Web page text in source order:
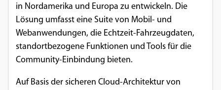
in Nordamerika und Europa zu entwickeln. Die
Lösung umfasst eine Suite von Mobil- und
Webanwendungen, die Echtzeit-Fahrzeugdaten,
standortbezogene Funktionen und Tools für die
Community-Einbindung bieten.
Auf Basis der sicheren Cloud-Architektur von